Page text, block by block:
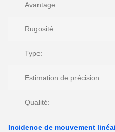
Avantage:
Rugosité:
Type:
Estimation de précision:
Qualité:
Incidence de mouvement